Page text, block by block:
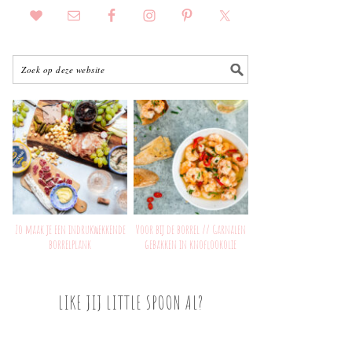
Zo maak je een indrukwekkende
borrelplank
Voor bij de borrel // Garnalen
gebakken in knoflookolie
LIKE JIJ LITTLE SPOON AL?